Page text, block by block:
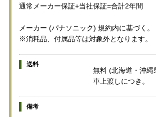
通常メーカー保証+当社保証=合計2年間
メーカー (パナソニック) 規約内に基づく。
※消耗品、付属品等は対象外となります。
送料
無料 (北海道・沖縄
車上渡しにつき。
備考